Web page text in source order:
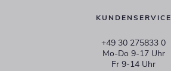
KUNDENSERVICE
+49 30 275833 0
Mo-Do 9-17 Uhr
Fr 9-14 Uhr